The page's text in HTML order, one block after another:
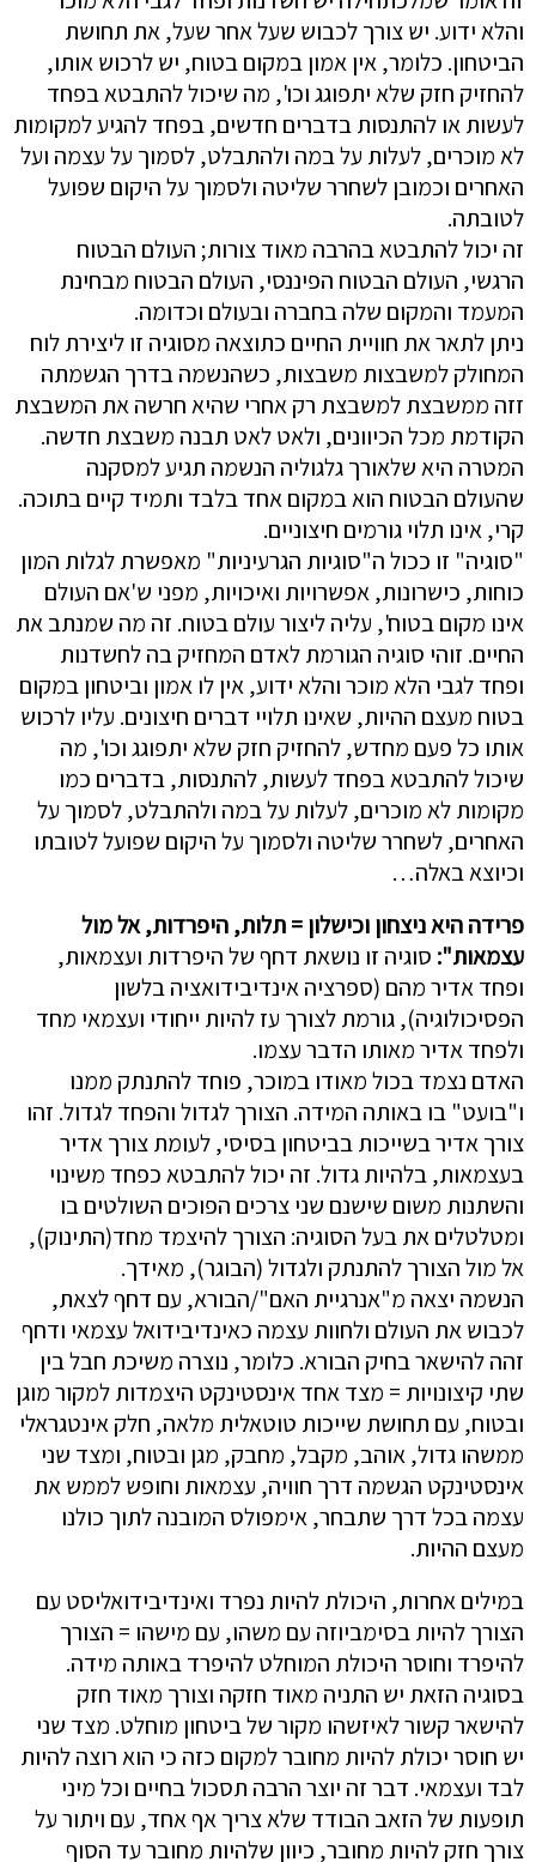
והלא ידוע. יש צורך לכבוש שעל אחר שעל, את תחושת
הביטחון. כלומר, אין אמון במקום בטוח, יש לרכוש אותו,
להחזיק חזק שלא יתפוגג וכו', מה שיכול להתבטא בפחד
לעשות או להתנסות בדברים חדשים, בפחד להגיע למקומות
לא מוכרים, לעלות על במה ולהתבלט, לסמוך על עצמה ועל
האחרים וכמובן לשחרר שליטה ולסמוך על היקום שפועל
לטובתה.
זה יכול להתבטא בהרבה מאוד צורות; העולם הבטוח
הרגשי, העולם הבטוח הפיננסי, העולם הבטוח מבחינת
המעמד והמקום שלה בחברה ובעולם וכדומה.
ניתן לתאר את חוויית החיים כתוצאה מסוגיה זו ליצירת לוח
המחולק למשבצות משבצות, כשהנשמה בדרך הגשמתה
זזה ממשבצת למשבצת רק אחרי שהיא חרשה את המשבצת
הקודמת מכל הכיוונים, ולאט לאט תבנה משבצת חדשה.
המטרה היא שלאורך גלגוליה הנשמה תגיע למסקנה
שהעולם הבטוח הוא במקום אחד בלבד ותמיד קיים בתוכה.
קרי, אינו תלוי גורמים חיצוניים.
"סוגיה" זו ככול ה"סוגיות הגרעיניות" מאפשרת לגלות המון
כוחות, כישרונות, אפשרויות ואיכויות, מפני ש'אם העולם
אינו מקום בטוח', עליה ליצור עולם בטוח. זה מה שמנתב את
החיים. זוהי סוגיה הגורמת לאדם המחזיק בה לחשדנות
ופחד לגבי הלא מוכר והלא ידוע, אין לו אמון וביטחון במקום
בטוח מעצם ההיות, שאינו תלויי דברים חיצונים. עליו לרכוש
אותו כל פעם מחדש, להחזיק חזק שלא יתפוגג וכו', מה
שיכול להתבטא בפחד לעשות, להתנסות, בדברים כמו
מקומות לא מוכרים, לעלות על במה ולהתבלט, לסמוך על
האחרים, לשחרר שליטה ולסמוך על היקום שפועל לטובתו
וכיוצא באלה…
פרידה היא ניצחון וכישלון = תלות, היפרדות, אל מול
עצמאות": סוגיה זו נושאת דחף של היפרדות ועצמאות,
ופחד אדיר מהם (ספרציה אינדיבידואציה בלשון
הפסיכולוגיה), גורמת לצורך עז להיות ייחודי ועצמאי מחד
ולפחד אדיר מאותו הדבר עצמו.
האדם נצמד בכול מאודו במוכר, פוחד להתנתק ממנו
ו"בועט" בו באותה המידה. הצורך לגדול והפחד לגדול. זהו
צורך אדיר בשייכות בביטחון בסיסי, לעומת צורך אדיר
בעצמאות, בלהיות גדול. זה יכול להתבטא כפחד משינוי
והשתנות משום שישנם שני צרכים הפוכים השולטים בו
ומטלטלים את בעל הסוגיה: הצורך להיצמד מחד(התינוק),
אל מול הצורך להתנתק ולגדול (הבוגר), מאידך.
הנשמה יצאה מ"אנרגיית האם"/הבורא, עם דחף לצאת,
לכבוש את העולם ולחוות עצמה כאינדיבידואל עצמאי ודחף
זהה להישאר בחיק הבורא. כלומר, נוצרה משיכת חבל בין
שתי קיצונויות = מצד אחד אינסטינקט היצמדות למקור מוגן
ובטוח, עם תחושת שייכות טוטאלית מלאה, חלק אינטגראלי
ממשהו גדול, אוהב, מקבל, מחבק, מגן ובטוח, ומצד שני
אינסטינקט הגשמה דרך חוויה, עצמאות וחופש לממש את
עצמה בכל דרך שתבחר, אימפולס המובנה לתוך כולנו
מעצם ההיות.
במילים אחרות, היכולת להיות נפרד ואינדיבידואליסט עם
הצורך להיות בסימביוזה עם משהו, עם מישהו = הצורך
להיפרד וחוסר היכולת המוחלט להיפרד באותה מידה.
בסוגיה הזאת יש התניה מאוד חזקה וצורך מאוד חזק
להישאר קשור לאיזשהו מקור של ביטחון מוחלט. מצד שני
יש חוסר יכולת להיות מחובר למקום כזה כי הוא רוצה להיות
לבד ועצמאי. דבר זה יוצר הרבה תסכול בחיים וכל מיני
תופעות של הזאב הבודד שלא צריך אף אחד, עם ויתור על
צורך חזק להיות מחובר, כיוון שלהיות מחובר עד הסוף